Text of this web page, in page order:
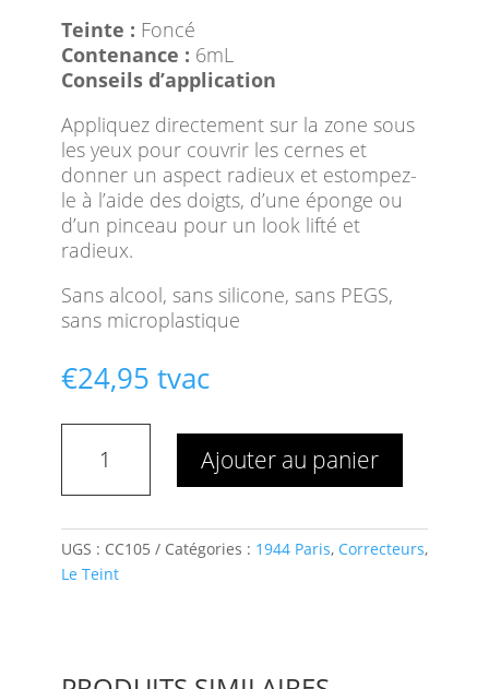
Teinte : Foncé
Contenance : 6mL
Conseils d’application
Appliquez directement sur la zone sous
les yeux pour couvrir les cernes et
donner un aspect radieux et estompez-
le à l’aide des doigts, d’une éponge ou
d’un pinceau pour un look lifté et
radieux.
Sans alcool, sans silicone, sans PEGS,
sans microplastique
€24,95 tvac
Éclat
N°5
Foncé
Ajouter au panier
UGS : CC105 Catégories : 1944 Paris, Correcteurs,
Le Teint